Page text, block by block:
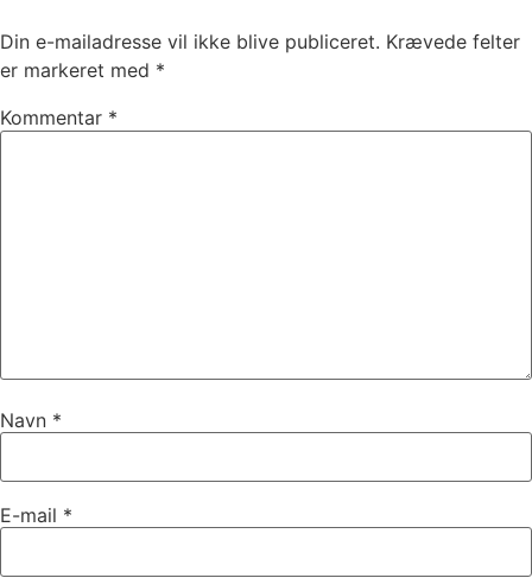
Din e-mailadresse vil ikke blive publiceret. Krævede felter
er markeret med *
Kommentar *
Navn *
E-mail *